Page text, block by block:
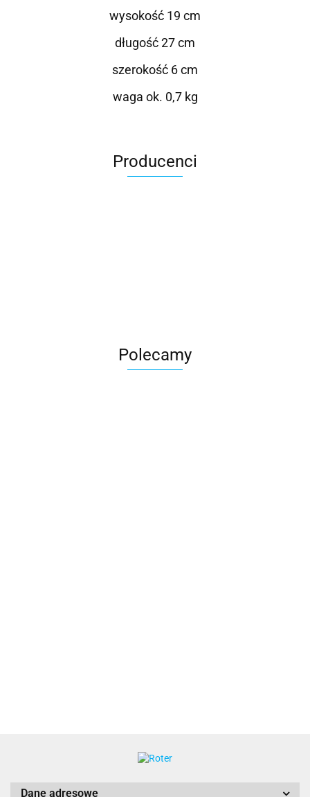
wysokość 19 cm
długość 27 cm
szerokość 6 cm
waga ok. 0,7 kg
Producenci
Polecamy
Dane adresowe